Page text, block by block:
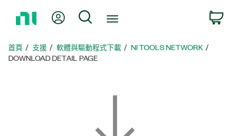
頁
我的帳號 搜尋
首頁 支援 軟體與驅動程式下載
NI TOOLS NETWORK
DOWNLOAD DETAIL PAGE